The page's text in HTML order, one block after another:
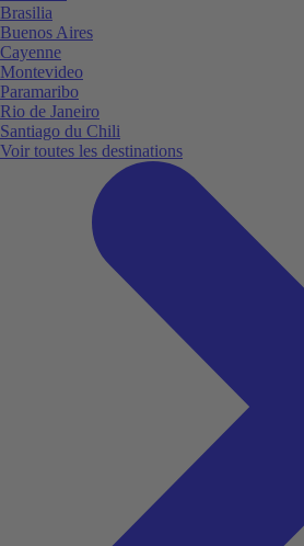
Brasilia
Buenos Aires
Cayenne
Montevideo
Paramaribo
Rio de Janeiro
Santiago du Chili
Voir toutes les destinations